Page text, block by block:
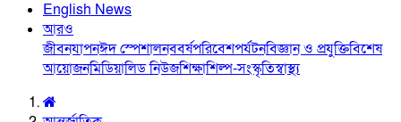
English News
আরও
জীবনযাপনঈদ স্পেশালনববর্ষপরিবেশপর্যটনবিজ্ঞান ও প্রযুক্তিবিশেষ
আয়োজনমিডিয়ালিড নিউজশিক্ষাশিল্প-সংস্কৃতিস্বাস্থ্য